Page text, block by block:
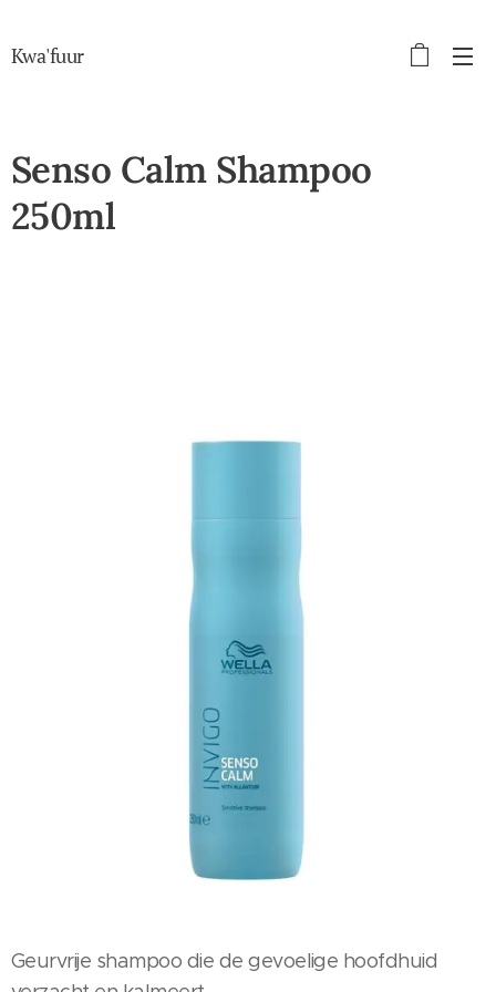
Kwa'fuur
Senso Calm Shampoo
250ml
Geurvrije shampoo die de gevoelige hoofdhuid